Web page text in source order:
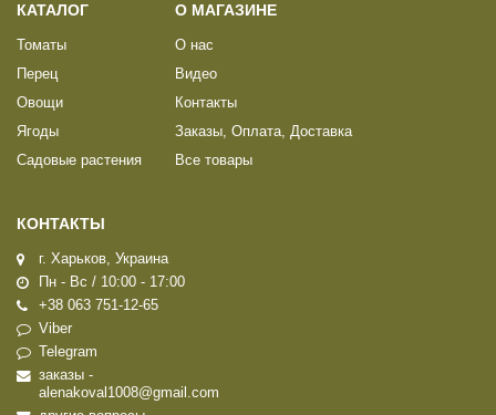
КАТАЛОГ
Томаты
Перец
Овощи
Ягоды
Садовые растения
О МАГАЗИНЕ
О нас
Видео
Контакты
Заказы, Оплата, Доставка
Все товары
КОНТАКТЫ
г. Харьков, Украина
Пн - Вс / 10:00 - 17:00
+38 063 751-12-65
Viber
Telegram
заказы -
alenakoval1008@gmail.com